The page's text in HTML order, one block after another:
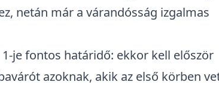
netán már a várandósság izgalmas
1-je fontos határidő: ekkor kell először
azoknak, akik az első körben